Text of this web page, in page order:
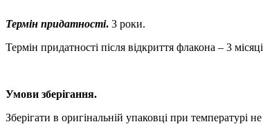
Термін придатності. 3 роки.
Термін придатності після відкриття флакона – 3
Умови зберігання.
Зберігати в оригінальній упаковці при температурі